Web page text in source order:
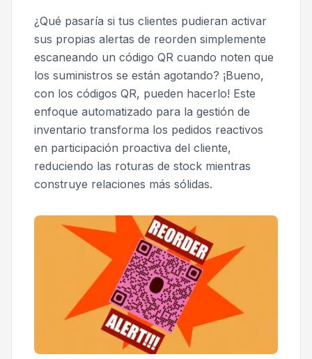
¿Qué pasaría si tus clientes pudieran activar
sus propias alertas de reorden simplemente
escaneando un código QR cuando noten que
los suministros se están agotando? ¡Bueno,
con los códigos QR, pueden hacerlo! Este
enfoque automatizado para la gestión de
inventario transforma los pedidos reactivos
en participación proactiva del cliente,
reduciendo las roturas de stock mientras
construye relaciones más sólidas.